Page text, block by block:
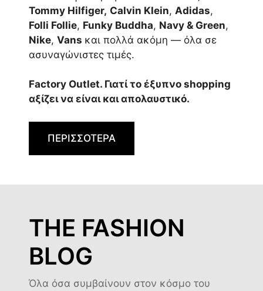
Tommy Hilfiger, Calvin Klein, Adidas,
Folli Follie, Funky Buddha, Navy & Green,
Nike, Vans και πολλά ακόμη — όλα σε
ασυναγώνιστες τιμές.
Factory Outlet. Γιατί το έξυπνο shopping
αξίζει να είναι και απολαυστικό.
ΠΕΡΙΣΣΟΤΕΡΑ
THE FASHION
BLOG
Όλα όσα συμβαίνουν στον κόσμο του